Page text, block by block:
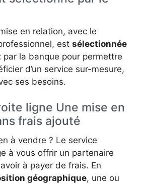
en relation, avec le
est sélectionnée
par la banque pour permettre
d’un service sur-mesure,
ses besoins.
Une mise en
frais ajouté
à vendre ? Le service
à vous offrir un partenaire
à payer de frais. En
géographique, une ou